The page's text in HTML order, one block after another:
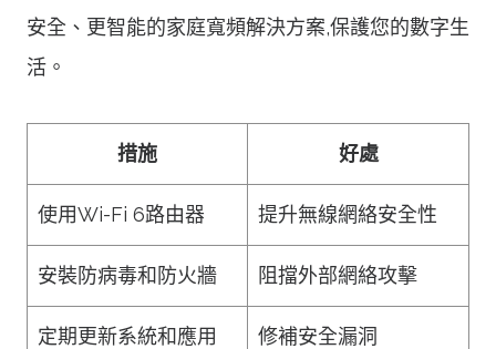
安全、更智能的家庭寬頻解決方案,保護您的數字生
活。
措施 好處
使用Wi-Fi 6路由器 提升無線網絡安全性
安裝防病毒和防火牆 阻擋外部網絡攻擊
定期更新系統和應用 修補安全漏洞